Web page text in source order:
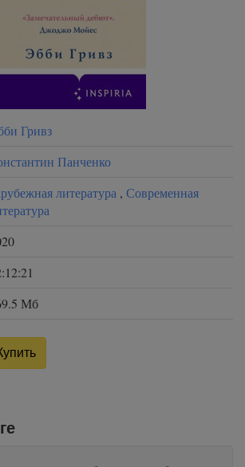
Гривз
Панченко
литература , Современная
Мб